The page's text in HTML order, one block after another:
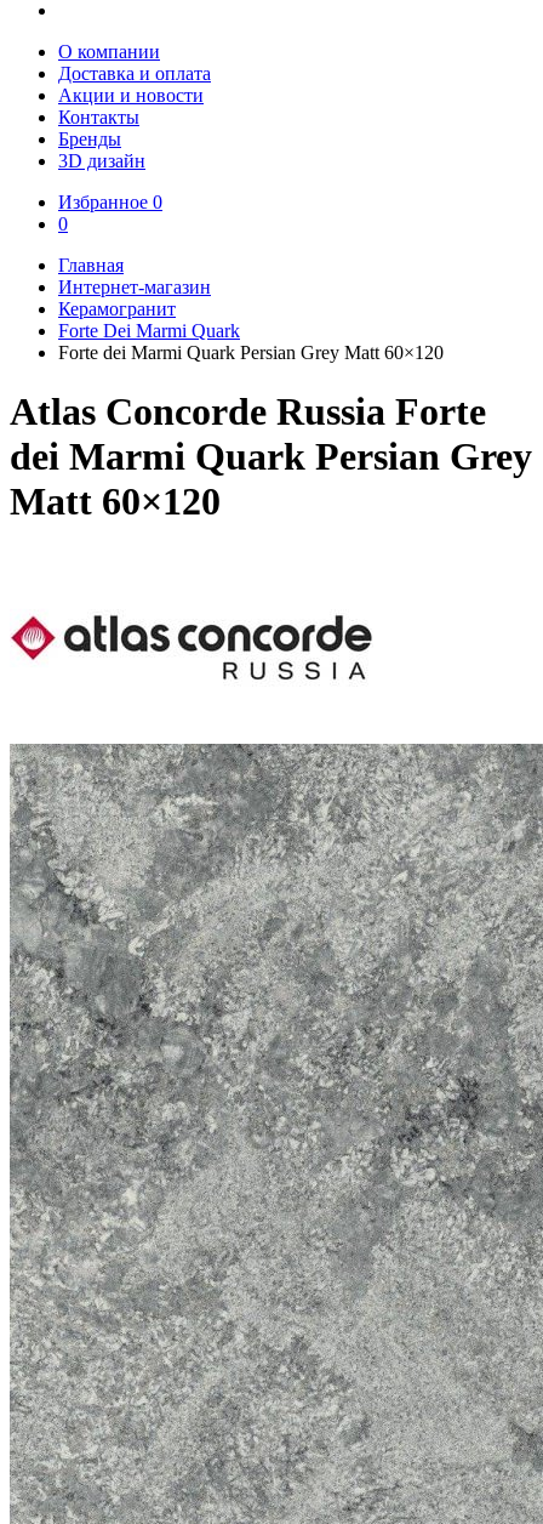
О компании
Доставка и оплата
Акции и новости
Контакты
Бренды
3D дизайн
Избранное 0
0
Главная
Интернет-магазин
Керамогранит
Forte Dei Marmi Quark
Forte dei Marmi Quark Persian Grey Matt 60×120
Atlas Concorde Russia Forte
dei Marmi Quark Persian Grey
Matt 60×120